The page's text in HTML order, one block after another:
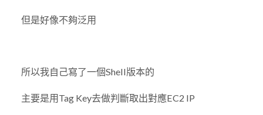
但是好像不夠泛用
所以我自己寫了一個Shell版本的
主要是用Tag Key去做判斷取出對應EC2 IP